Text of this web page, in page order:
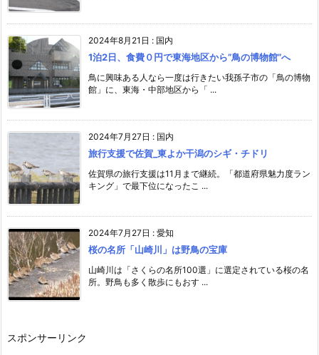
2024年8月21日 : 国内
1泊2日、食費０円で東海地区から”鳥の博物館”へ
鳥に興味ある人なら一度は行きたい我孫子市の「鳥の博物
館」に、東海・中部地区から「 ...
2024年7月27日 : 国内
旅行支援で佐賀_東よか干潟のシギ・チドリ
佐賀県の旅行支援は11月まで継続。「都道府県魅力度ラン
キング」で最下位になったこ ...
2024年7月27日 : 愛知
桜の名所「山崎川」は野鳥の宝庫
山崎川は「さくらの名所100選」に選定されている桜の名
所。野鳥も多く散歩にもおす ...
スポンサーリンク